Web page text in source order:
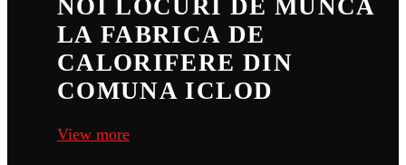
NOI LOCURI DE MUNCĂ
LA FABRICA DE
CALORIFERE DIN
COMUNA ICLOD
View more